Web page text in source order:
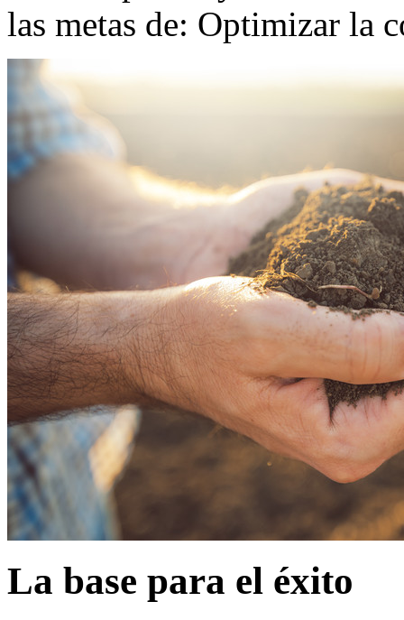
las metas de: Optimizar la
La base para el éxito